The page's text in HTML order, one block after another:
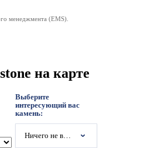
менеджмента (EMS).
на карте
Выберите
интересующий вас
камень:
Ничего не выбрано